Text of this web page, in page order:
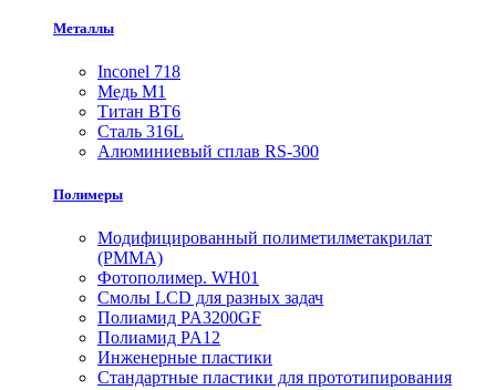
Металлы
Inconel 718
Медь М1
Титан ВТ6
Сталь 316L
Алюминиевый сплав RS-300
Полимеры
Модифицированный полиметилметакрилат
(PMMA)
Фотополимер. WH01
Смолы LCD для разных задач
Полиамид PA3200GF
Полиамид PA12
Инженерные пластики
Стандартные пластики для прототипирования